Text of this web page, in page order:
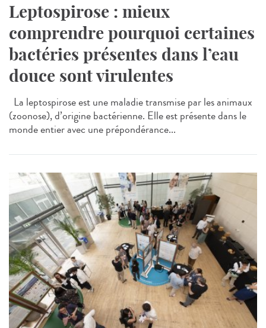
Leptospirose : mieux
comprendre pourquoi certaines
bactéries présentes dans l’eau
douce sont virulentes
La leptospirose est une maladie transmise par les animaux
(zoonose), d’origine bactérienne. Elle est présente dans le
monde entier avec une prépondérance...